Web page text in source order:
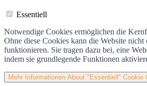
Essentiell
Notwendige Cookies ermöglichen die
Ohne diese Cookies kann die Website nicht
funktionieren. Sie tragen dazu bei, eine
indem sie grundlegende Funktionen
Mehr Informationen About "Essentiell" Cookie